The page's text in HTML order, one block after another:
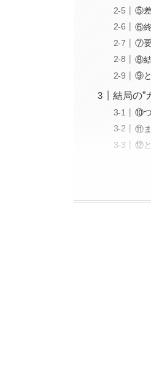
⑤
⑥
⑦
⑧
⑨と
結局の”
⑩
⑪ま
⑫と